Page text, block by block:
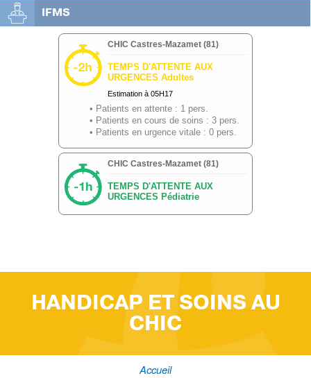
IFMS
HANDICAP ET SOINS AU
CHIC
Accueil